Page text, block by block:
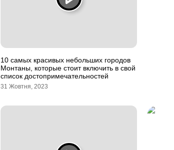
10 самых красивых небольших городов
Монтаны, которые стоит включить в свой
список достопримечательностей
31 Жовтня, 2023